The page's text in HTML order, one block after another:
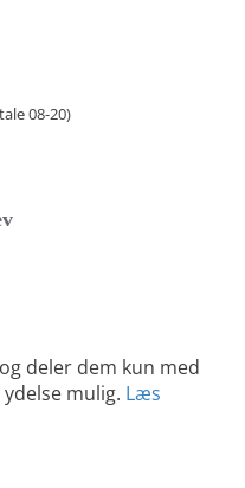
08-20)
deler dem kun med
mulig. Læs